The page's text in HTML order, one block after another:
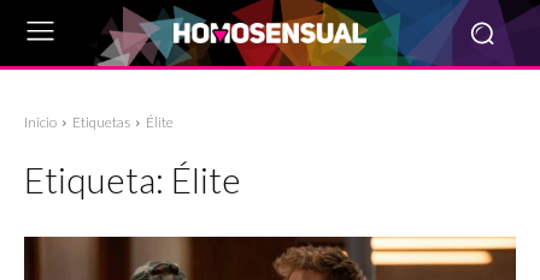
Inicio Etiquetas Élite
Etiqueta: Élite